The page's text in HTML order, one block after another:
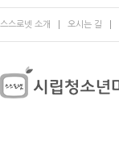
스스로넷 소개 오시는 길